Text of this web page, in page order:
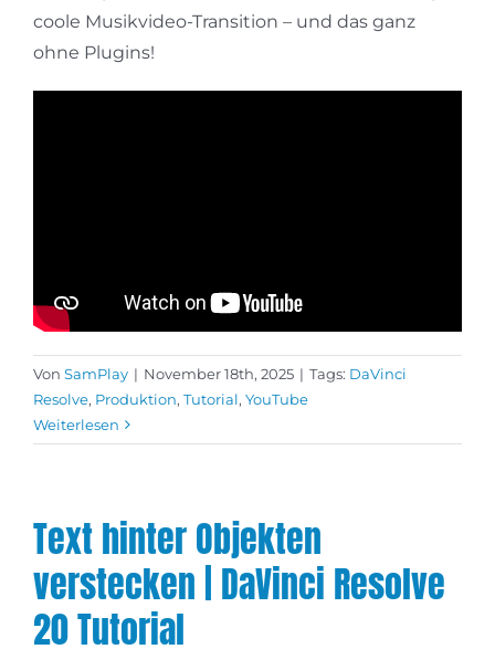
coole Musikvideo-Transition – und das ganz
ohne Plugins!
Von SamPlay | November 18th, 2025 | Tags: DaVinci
Resolve, Produktion, Tutorial, YouTube
Weiterlesen
Text hinter Objekten
verstecken | DaVinci Resolve
20 Tutorial